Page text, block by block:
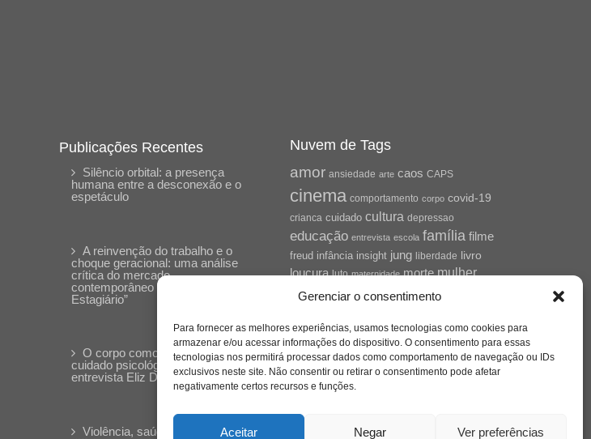
Gerenciar o consentimento
Para fornecer as melhores experiências, usamos tecnologias como cookies para
armazenar e/ou acessar informações do dispositivo. O consentimento para essas
tecnologias nos permitirá processar dados como comportamento de navegação ou IDs
exclusivos neste site. Não consentir ou retirar o consentimento pode afetar
negativamente certos recursos e funções.
Aceitar Negar Ver preferências
Publicações Recentes
Silêncio orbital: a presença
humana entre a desconexão e o
espetáculo
A reinvenção do trabalho e o
choque geracional: uma análise
crítica do mercado
contemporâneo em “Um Senhor
Estagiário”
O corpo como expressão do
cuidado psicológico: (En)Cena
entrevista Eliz Dorneles
Violência, saúde mental e a
Nuvem de Tags
amor ansiedade arte caos CAPS
cinema comportamento corpo covid-19
crianca cuidado cultura depressao
educação entrevista escola família filme
freud infância insight jung liberdade livro
loucura luto maternidade morte mulher
pandemia psicanálise
psicologia redes sociais
saúdesaúde mental
sexualidade sociedade SUS
tecnologia
violência